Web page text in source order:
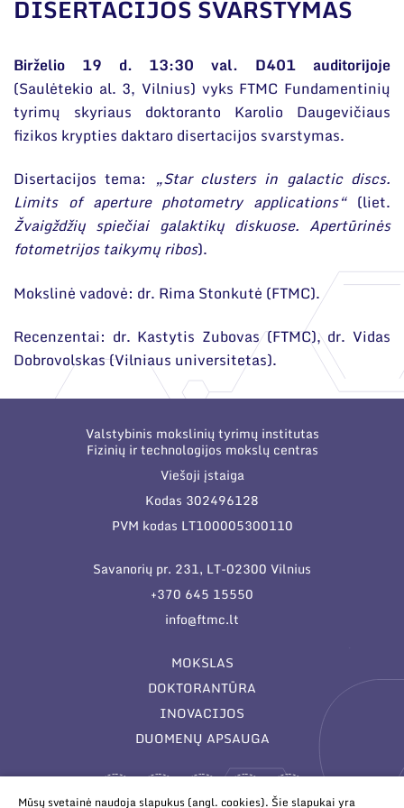
organizacijose bei asociacijose
Bendri rekvizitai
Administracija
Darbuotojų kontaktai
DISERTACIJOS SVARSTYMAS
Birželio 19 d. 13:30 val. D401 auditorijoje
(Saulėtekio al. 3, Vilnius) vyks FTMC Fundamentinių
tyrimų skyriaus doktoranto Karolio Daugevičiaus
fizikos krypties daktaro disertacijos svarstymas.
Disertacijos tema: „Star clusters in galactic discs.
Limits of aperture photometry applications“(liet.
Žvaigždžių spiečiai galaktikų diskuose. Apertūrinės
fotometrijos taikymų ribos).
Mokslinė vadovė: dr. Rima Stonkutė (FTMC).
Recenzentai: dr. Kastytis Zubovas (FTMC), dr. Vidas
Dobrovolskas (Vilniaus universitetas).
Valstybinis mokslinių tyrimų institutas
Fizinių ir technologijos mokslų centras
Viešoji įstaiga
Kodas 302496128
PVM kodas LT100005300110
Savanorių pr. 231, LT-02300 Vilnius
+370 645 15550
info@ftmc.lt
MOKSLAS
DOKTORANTŪRA
INOVACIJOS
DUOMENŲ APSAUGA
Mūsų svetainė naudoja slapukus (angl. cookies). Šie slapukai yra